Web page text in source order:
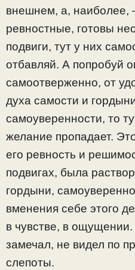
внешнем, а, наиболее,
ревностные, готовы
подвиги, тут у них
отбавляй. А попробуй
самоотверженно, от
духа самости и
самоуверенности, то
желание пропадает.
его ревность и
подвигах, была
гордыни,
вменения себе этого
в чувстве, в ощущении.
замечал, не видел по
слепоты.